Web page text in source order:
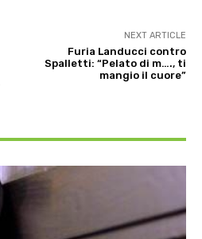
NEXT ARTICLE
Furia Landucci contro
Spalletti: “Pelato di m…., ti
mangio il cuore”